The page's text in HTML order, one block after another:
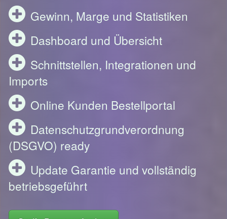
Gewinn, Marge und Statistiken
Dashboard und Übersicht
Schnittstellen, Integrationen und
Imports
Online Kunden Bestellportal
Datenschutzgrundverordnung
(DSGVO) ready
Update Garantie und vollständig
betriebsgeführt